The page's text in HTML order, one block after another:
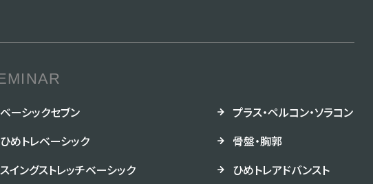
ベーシックセブン
ひめトレベーシック
スイングストレッチベーシック
プラス・ペルコン・ソラコン
骨盤・胸郭
ひめトレアドバンスト